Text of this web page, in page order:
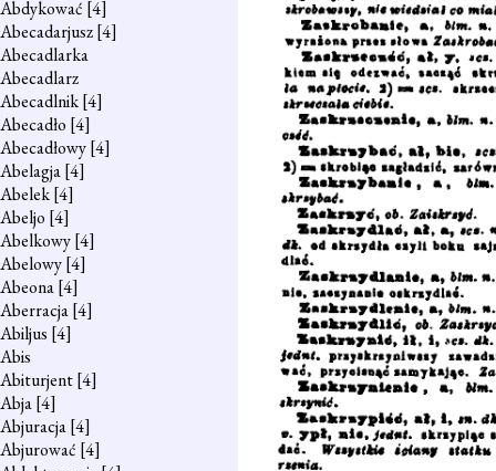
Abdykować [4]
Abecadarjusz[4]
Abecadlarka
Abecadlarz
Abecadlnik[4]
Abecadło [4]
Abecadłowy[4]
Abelagja[4]
Abelek[4]
Abeljo [4]
Abelkowy[4]
Abelowy[4]
Abeona[4]
Aberracja[4]
Abiljus [4]
Abis
Abiturjent[4]
Abja[4]
Abjuracja[4]
Abjurować [4]